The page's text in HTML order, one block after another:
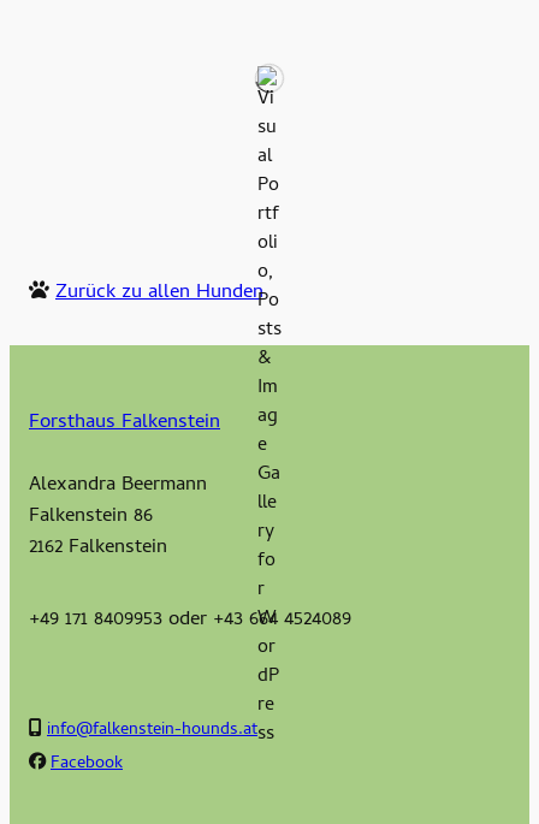
Zurück zu allen Hunden
Forsthaus Falkenstein
Alexandra Beermann
Falkenstein 86
2162 Falkenstein
+49 171 8409953 oder +43 664 4524089
info@falkenstein-hounds.at
Facebook